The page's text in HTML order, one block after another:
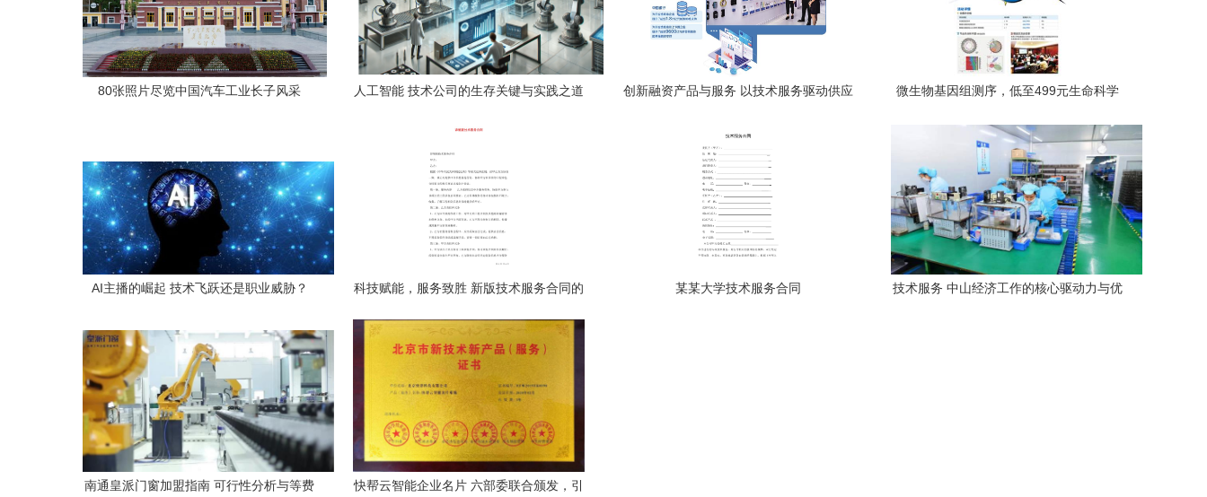
80张照片尽览中国汽车工业长子风采 人工智能 技术公司的生存关键与实践之道
创新融资产品与服务 以技术服务驱动供应
微生物基因组测序，低至499元生命科学
AI主播的崛起 技术飞跃还是职业威胁？
科技赋能，服务致胜 新版技术服务合同的
某某大学技术服务合同
技术服务 中山经济工作的核心驱动力与优
南通皇派门窗加盟指南 可行性分析与等费 快帮云智能企业名片 六部委联合颁发，引